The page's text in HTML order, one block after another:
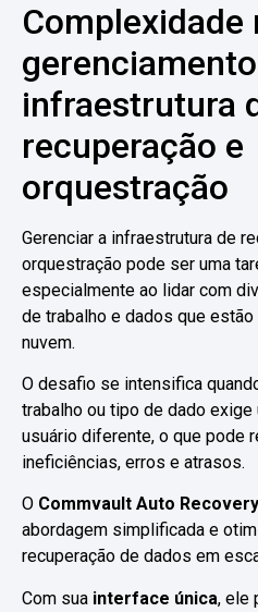
Complexidade
infraestrutura
recuperação e
orquestração
Gerenciar a infraestrutura de
orquestração pode ser uma
especialmente ao lidar com
de trabalho e dados que
nuvem.
O desafio se intensifica
trabalho ou tipo de dado
usuário diferente, o que pode
ineficiências, erros e atrasos.
O Commvault Auto Recovery
abordagem simplificada e
recuperação de dados em
Com sua interface única, ele